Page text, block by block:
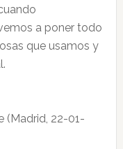
a poner todo
que usamos y
(Madrid, 22-01-